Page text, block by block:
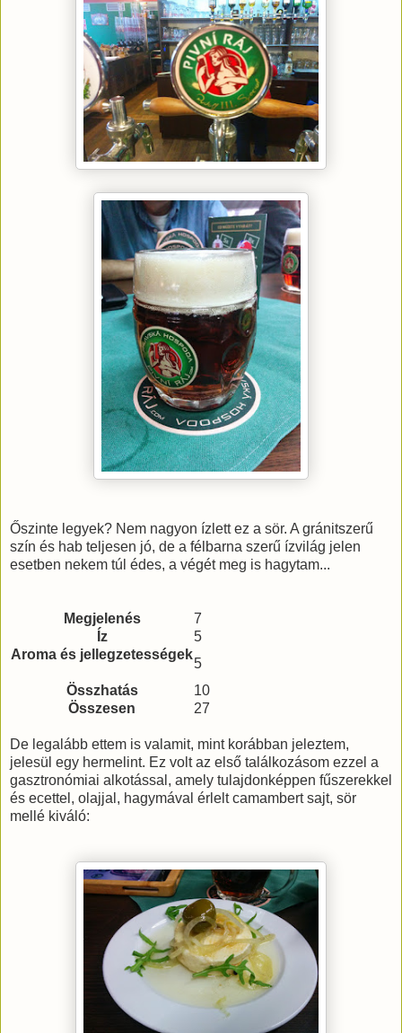
Őszinte legyek? Nem nagyon ízlett ez a sör. A gránitszerű
szín és hab teljesen jó, de a félbarna szerű ízvilág jelen
esetben nekem túl édes, a végét meg is hagytam...
Megjelenés
7
Íz
5
Aroma és jellegzetességek
5
Összhatás
10
Összesen
27
De legalább ettem is valamit, mint korábban jeleztem,
jelesül egy hermelint. Ez volt az első találkozásom ezzel a
gasztronómiai alkotással, amely tulajdonképpen fűszerekkel
és ecettel, olajjal, hagymával érlelt camambert sajt, sör
mellé kiváló: